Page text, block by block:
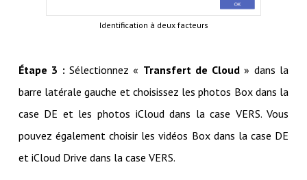
Identification à deux facteurs
Étape 3 : Sélectionnez « Transfert de Cloud » dans la
barre latérale gauche et choisissez les photos Box dans la
case DE et les photos iCloud dans la case VERS. Vous
pouvez également choisir les vidéos Box dans la case DE
et iCloud Drive dans la case VERS.